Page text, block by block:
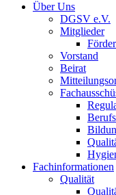
Über Uns
DGSV e.V.
Mitglieder
Vorstand
Beirat
Fachinformationen
Qualität